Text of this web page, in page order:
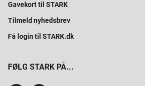
Gavekort til STARK
Tilmeld nyhedsbrev
Få login til STARK.dk
FØLG STARK PÅ...